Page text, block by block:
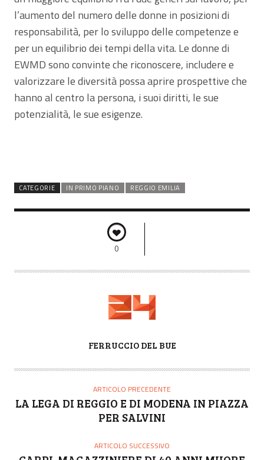
l’aumento del numero delle donne in posizioni di
responsabilità, per lo sviluppo delle competenze e
per un equilibrio dei tempi della vita. Le donne di
EWMD sono convinte che riconoscere, includere e
valorizzare le diversità possa aprire prospettive che
hanno al centro la persona, i suoi diritti, le sue
potenzialità, le sue esigenze.
CATEGORIE IN PRIMO PIANO REGGIO EMILIA
0
T
R
FERRUCCIO DEL BUE
ARTICOLO PRECEDENTE
LA LEGA DI REGGIO E DI MODENA IN PIAZZA
PER SALVINI
ARTICOLO SUCCESSIVO